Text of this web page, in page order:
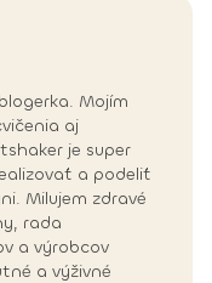
Mojím
aj
je super
a podeliť
Milujem zdravé
rada
a výrobcov
a výživné